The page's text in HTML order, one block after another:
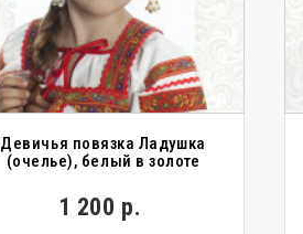
Девичья повязка Ладушка
(очелье), белый в золоте
1 200 р.